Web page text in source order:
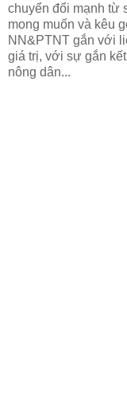
chuyển đổi mạnh từ
mong muốn và kêu
NN&PTNT gắn với
giá trị, với sự gắn
nông dân...